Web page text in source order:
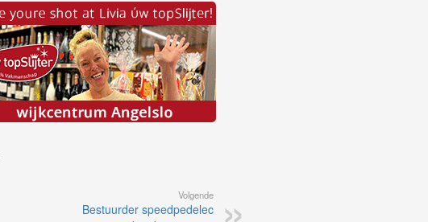
Volgende
Bestuurder speedpedelec